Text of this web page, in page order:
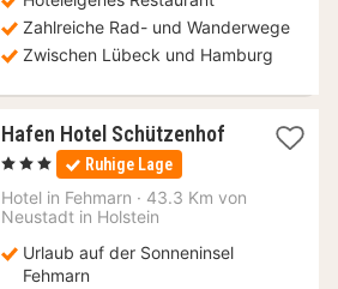
Zahlreiche Rad- und Wanderwege
Zwischen Lübeck und Hamburg
Hafen Hotel Schützenhof1
139
, 3 Sterne Ruhige Lage
Hotel in Fehmarn · 43.3 Km von
Neustadt in Holstein
Urlaub auf der Sonneninsel
Fehmarn